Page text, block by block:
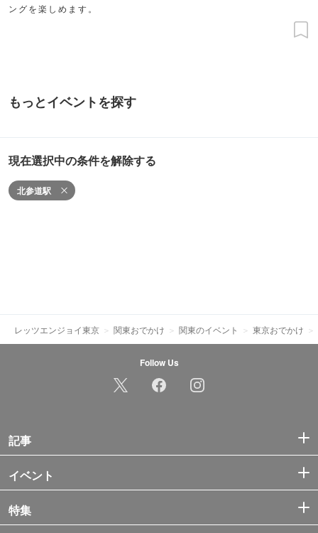
ングを楽しめます。
もっとイベントを探す
現在選択中の条件を解除する
北参道駅
レッツエンジョイ東京 関東おでかけ 関東のイベント 東京おでかけ
Follow Us
記事
イベント
特集